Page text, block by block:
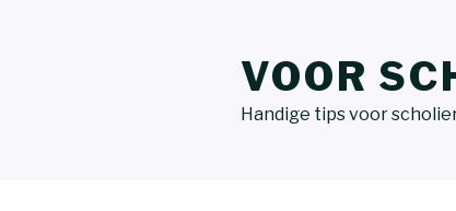
VOOR
Handige tips voor